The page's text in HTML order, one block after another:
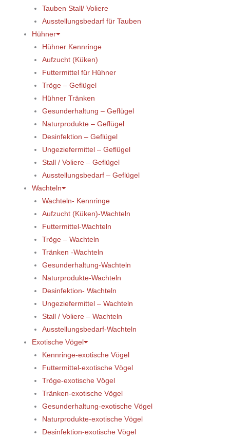
Tauben Stall/ Voliere
Ausstellungsbedarf für Tauben
Hühner
Hühner Kennringe
Aufzucht (Küken)
Futtermittel für Hühner
Tröge – Geflügel
Hühner Tränken
Gesunderhaltung – Geflügel
Naturprodukte – Geflügel
Desinfektion – Geflügel
Ungeziefermittel – Geflügel
Stall / Voliere – Geflügel
Ausstellungsbedarf – Geflügel
Wachteln
Wachteln- Kennringe
Aufzucht (Küken)-Wachteln
Futtermittel-Wachteln
Tröge – Wachteln
Tränken -Wachteln
Gesunderhaltung-Wachteln
Naturprodukte-Wachteln
Desinfektion- Wachteln
Ungeziefermittel – Wachteln
Stall / Voliere – Wachteln
Ausstellungsbedarf-Wachteln
Exotische Vögel
Kennringe-exotische Vögel
Futtermittel-exotische Vögel
Tröge-exotische Vögel
Tränken-exotische Vögel
Gesunderhaltung-exotische Vögel
Naturprodukte-exotische Vögel
Desinfektion-exotische Vögel